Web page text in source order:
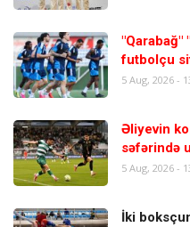
"Qarabağ"
futbolçu
5 Aug, 2026 -
Əliyevin
səfərində
5 Aug, 2026 -
İki